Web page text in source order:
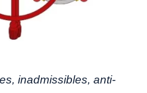
inadmissibles, anti-